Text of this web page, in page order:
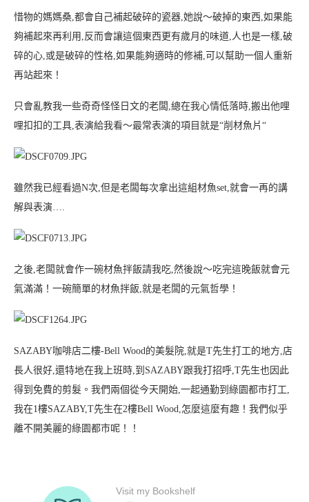
惜物的媽媽桑,都會自己補起破碎的瓷器,她說～破掉的東西,如果能
夠補起來再利用,反而會讓這個東西更有歲月的味道,人也是一樣,破
碎的心,或是破碎的性格,如果能夠適時的修補,可以幫助一個人重新
再站起來！
只會亂教我一些奇奇怪怪日文的老闆,總在我心情低落時,搬出他哩
哩扣扣的工具,表演給我看～最常表演的項目就是“削材魚片“
雖然我已經看過N次,但是老闆每次拿出這組材魚set,就會一再的講
解與表演….
之後,老闆就會作一碗材魚拌飯請我吃,然後說～吃完這晚飯就會元
氣滿滿！一碗簡單的材魚拌飯,就是老闆的元氣哲學！
SAZABY咖啡店二樓-Bell Wood的美髮院,就是T先生打工的地方,店
長人很好,還特地在我上班時,到SAZABY跟我打招呼,T先生也因此
得到免費的剪髮。我們兩個從今天開始,一起通勤到綠園都市打工,
我在1樓SAZABY,T先生在2樓Bell Wood,怎麼這麼有趣！我們似乎
離不開美麗的綠園都市呢！！